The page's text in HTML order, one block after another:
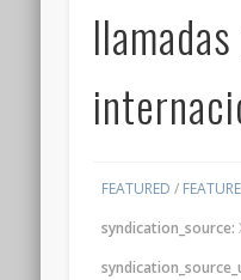
FEATURED /
syndication_source: